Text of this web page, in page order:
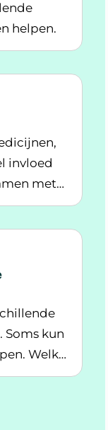
helpen.
stijve spieren
invloed
met
overzicht
Soms kun
Welk
af van het
seksuele